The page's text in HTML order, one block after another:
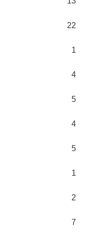
22
1
4
5
4
5
1
2
7